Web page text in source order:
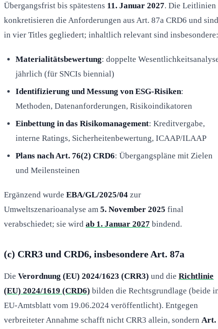
Übergangsfrist bis spätestens 11. Januar 2027. Die Leitlinien
konkretisieren die Anforderungen aus Art. 87a CRD6 und sind
in vier Titles gegliedert; inhaltlich relevant sind insbesondere:
Materialitätsbewertung: doppelte
jährlich (für SNCIs biennial)
Identifizierung und Messung von ESG-Risiken:
Methoden, Datenanforderungen, Risikoindikatoren
Einbettung in das Risikomanagement: Kreditvergabe,
interne Ratings, Sicherheitenbewertung, ICAAP/ILAAP
Plans nach Art. 76(2) CRD6: Übergangspläne mit Zielen
und Meilensteinen
Ergänzend wurde EBA/GL/2025/04 zur
Umweltszenarioanalyse am 5. November 2025 final
verabschiedet; sie wird ab 1. Januar 2027 bindend.
(c) CRR3 und CRD6, insbesondere Art. 87a
Die Verordnung (EU) 2024/1623 (CRR3) und die Richtlinie
(EU) 2024/1619 (CRD6) bilden die Rechtsgrundlage (beide
EU-Amtsblatt vom 19.06.2024 veröffentlicht). Entgegen
verbreiteter Annahme schafft nicht CRR3 allein, sondern Art.